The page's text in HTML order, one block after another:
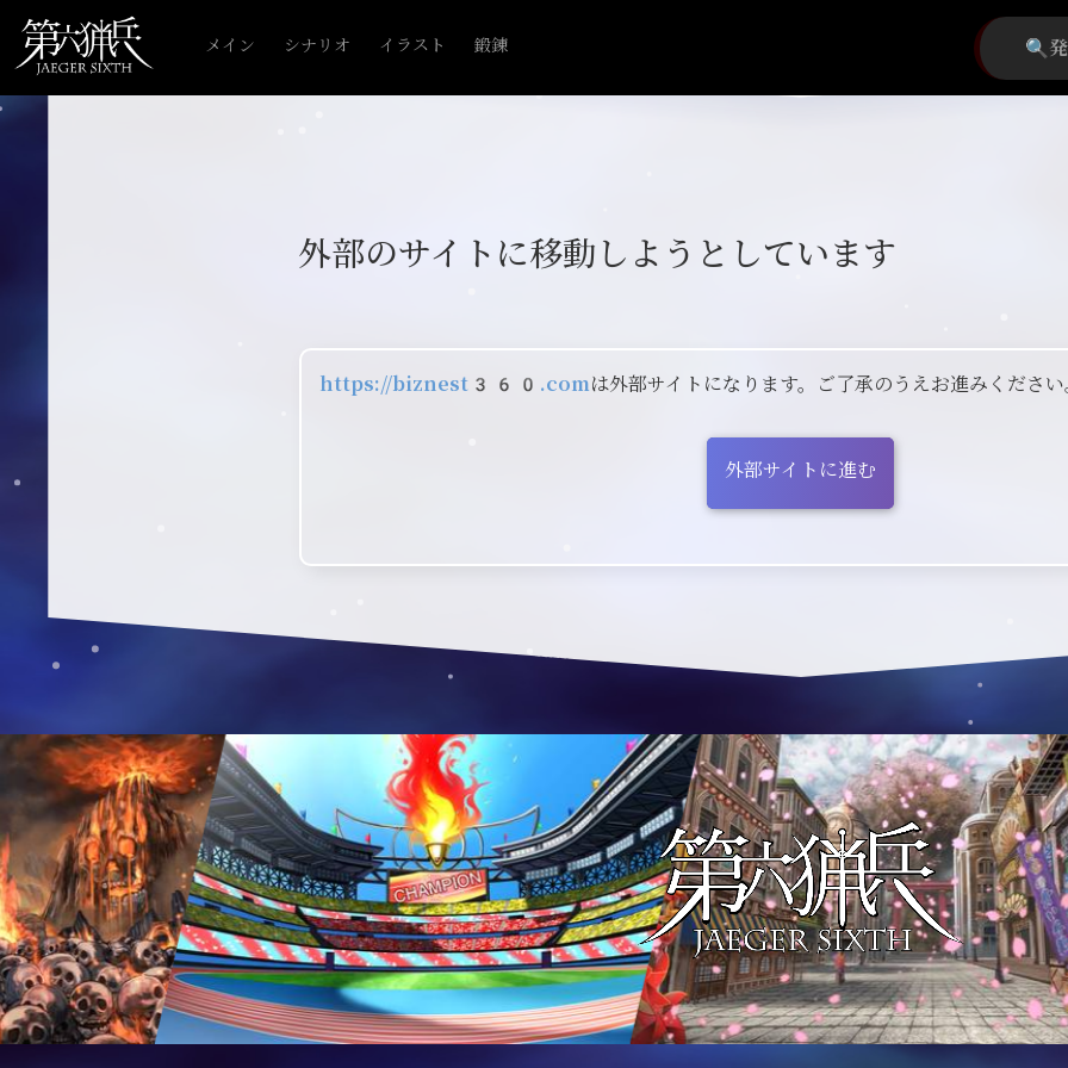
メイン シナリオ イラスト 鍛錬
外部のサイトに移動しようとしています
https://biznest360.comは外部サイトになります。ご了承のうえお進みくださ
外部サイトに進む